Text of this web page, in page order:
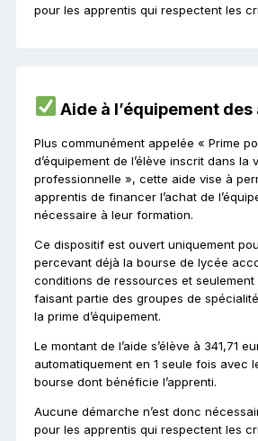
pour les apprentis qui respectent les
Aide à l’équipement
Plus communément appelée « Prime
d’équipement de l’élève inscrit dans la
professionnelle », cette aide vise à
apprentis de financer l’achat de
nécessaire à leur formation.
Ce dispositif est ouvert uniquement
percevant déjà la bourse de lycée
conditions de ressources et
faisant partie des groupes de
la prime d’équipement.
Le montant de l’aide s’élève à 341,71
automatiquement en 1 seule fois avec
bourse dont bénéficie l’apprenti.
Aucune démarche n’est donc
pour les apprentis qui respectent les